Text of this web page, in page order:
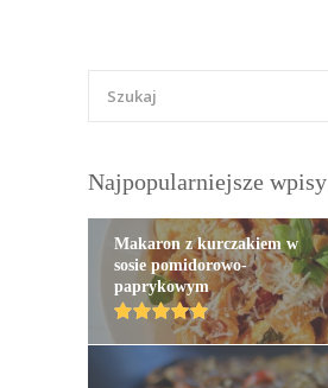
Najpopularniejsze wpisy
Makaron z kurczakiem w
sosie pomidorowo-
paprykowym